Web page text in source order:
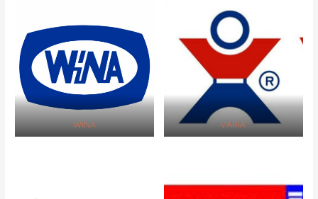
WINA VARIA